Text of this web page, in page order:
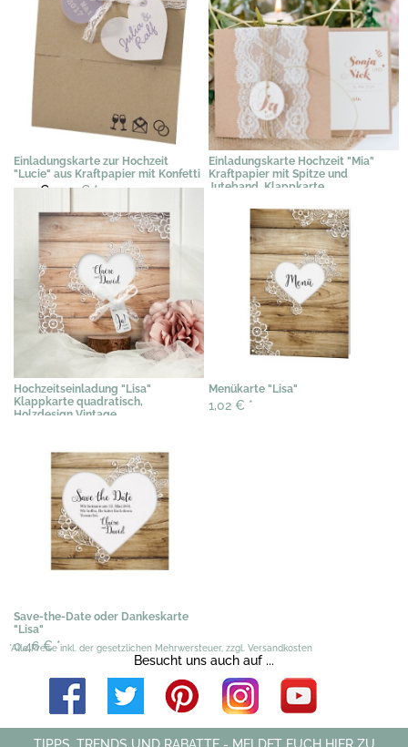
Einladungskarte zur Hochzeit
"Lucie" aus Kraftpapier mit Konfetti
2,91 €2,39 € *
Einladungskarte Hochzeit "Mia"
Kraftpapier mit Spitze und
Juteband, Klappkarte
Hochzeitseinladung "Lisa"
Klappkarte quadratisch,
Holzdesign Vintage
Menükarte "Lisa"
1,02 € *
Save-the-Date oder Dankeskarte
"Lisa"
0,46 €*
*Alle Preise inkl. der gesetzlichen Mehrwersteuer, zzgl. Versandkosten
Besucht uns auch auf ...
TIPPS, TRENDS UND RABATTE - MELDET EUCH HIER ZU